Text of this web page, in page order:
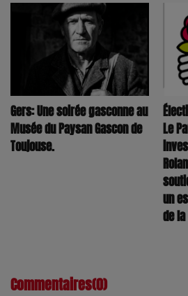
Gers: Une soirée gasconne au
Musée du Paysan Gascon de
Toujouse.
Le
un
de
Commentaires(0)